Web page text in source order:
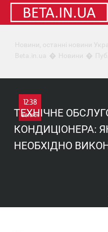
Новини, останні новини
Beta.in.ua
Новини
12:38
ВІВТОРОК
ТЕХНІЧНЕ
КОНДИЦІОНЕРА:
НЕОБХІДНО